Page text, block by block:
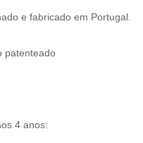
e fabricado em Portugal.
patenteado
4 anos: